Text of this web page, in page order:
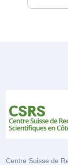
Centre Suisse de